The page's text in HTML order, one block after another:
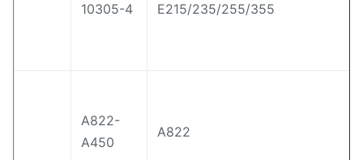
10305-4 E215/235/255/355
A822-
A450
A822